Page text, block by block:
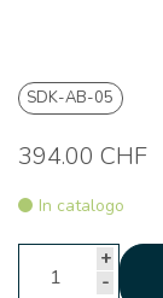
SDK-AB-05
394.00 CHF
In catalogo
+
-